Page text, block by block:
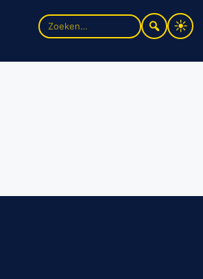
Zoek
naar: